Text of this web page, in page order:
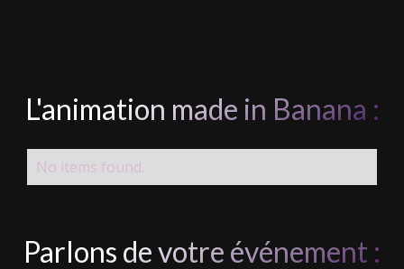
L'animation made in Banana :
No items found.
Parlons de votre événement :